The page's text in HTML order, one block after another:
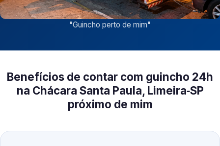
"Guincho perto de mim"
Benefícios de contar com guincho 24h
na Chácara Santa Paula, Limeira‑SP
próximo de mim